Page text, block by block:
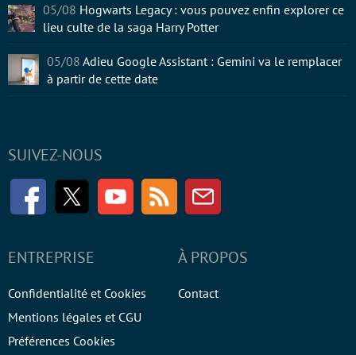
SUIVEZ-NOUS
FacebookTwitter Youtube RSS Newsletter
ENTREPRISE
Confidentialité et Cookies
Mentions légales et CGU
Préférences Cookies
À PROPOS
Contact
05/08 Hogwarts Legacy : vous pouvez enfin explorer ce
lieu culte de la saga Harry Potter
05/08 Adieu Google Assistant : Gemini va le remplacer
à partir de cette date